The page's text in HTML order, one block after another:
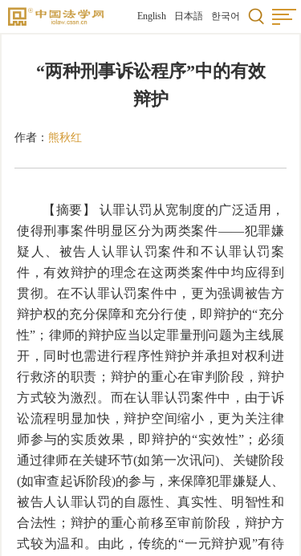
English 日本語 한국어
“两种刑事诉讼程序”中的有效
辩护
作者： 熊秋红
【摘要】 认罪认罚从宽制度的广泛适用，
使得刑事案件明显区分为两类案件——犯罪嫌
疑人、被告人认罪认罚案件和不认罪认罚案
件，有效辩护的理念在这两类案件中均应得到
贯彻。在不认罪认罚案件中，更为强调被告方
辩护权的充分保障和充分行使，即辩护的“充分
性”；律师的辩护应当以定罪量刑问题为主线展
开，同时也需进行程序性辩护并承担对权利进
行救济的职责；辩护的重心在审判阶段，辩护
方式较为激烈。而在认罪认罚案件中，由于诉
讼流程明显加快，辩护空间缩小，更为关注律
师参与的实质效果，即辩护的“实效性”；必须
通过律师在关键环节(如第一次讯问)、关键阶段
(如审查起诉阶段)的参与，来保障犯罪嫌疑人、
被告人认罪认罚的自愿性、真实性、明智性和
合法性；辩护的重心前移至审前阶段，辩护方
式较为温和。由此，传统的“一元辩护观”有待